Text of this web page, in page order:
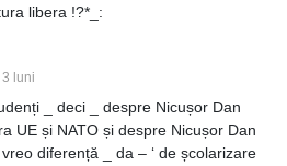
libera !?*_:
luni
_ deci _ despre Nicușor Dan
UE și NATO și despre Nicușor Dan
diferență _ da – ‘ de școlarizare